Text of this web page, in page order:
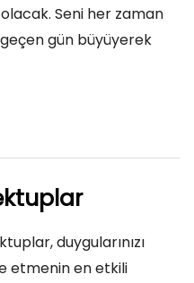
Seni her zaman
gün büyüyerek
duygularınızı
etmenin en etkili